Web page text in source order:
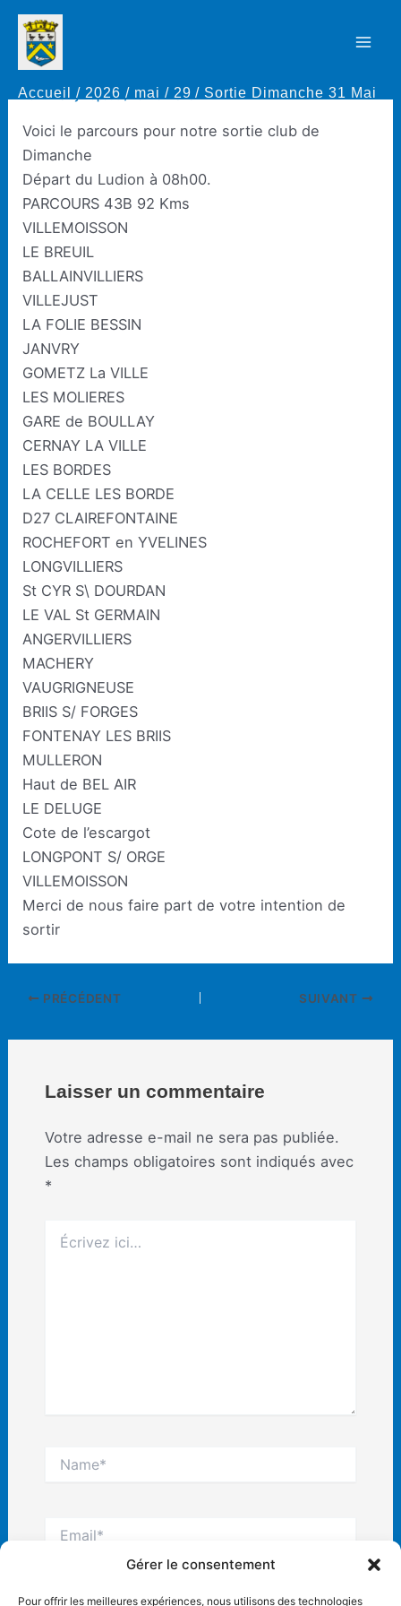
Gérer le consentement
Pour offrir les meilleures expériences, nous utilisons des technologies
Aller
contenu
Accueil 2026 mai 29 Sortie Dimanche 31 Mai
Sortie Dimanche 31 Mai
ParThierry Rapaud / 29 mai 2026
Voici le parcours pour notre sortie club de
Dimanche
Départ du Ludion à 08h00.
PARCOURS 43B 92 Kms
VILLEMOISSON
LE BREUIL
BALLAINVILLIERS
VILLEJUST
LA FOLIE BESSIN
JANVRY
GOMETZ La VILLE
LES MOLIERES
GARE de BOULLAY
CERNAY LA VILLE
LES BORDES
LA CELLE LES BORDE
D27 CLAIREFONTAINE
ROCHEFORT en YVELINES
LONGVILLIERS
St CYR S\ DOURDAN
LE VAL St GERMAIN
ANGERVILLIERS
MACHERY
VAUGRIGNEUSE
BRIIS S/ FORGES
FONTENAY LES BRIIS
MULLERON
Haut de BEL AIR
LE DELUGE
Cote de l’escargot
LONGPONT S/ ORGE
VILLEMOISSON
Merci de nous faire part de votre intention de
sortir
Navigation
articles
PRÉCÉDENT SUIVANT
Laisser un commentaire
Votre adresse e-mail ne sera pas publiée.
Les champs obligatoires sont indiqués avec
*
ici…
Site